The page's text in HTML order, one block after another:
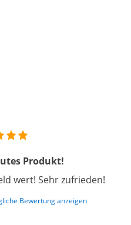
Produkt!
wert! Sehr zufrieden!
Bewertung anzeigen